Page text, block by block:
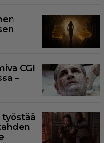
CGI
–
työstää